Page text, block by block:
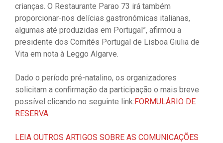
crianças. O Restaurante Parao 73 irá também
proporcionar-nos delícias gastronómicas italianas,
algumas até produzidas em Portugal”, afirmou a
presidente dos Comités Portugal de Lisboa Giulia de
Vita em nota à Leggo Algarve.
Dado o período pré-natalino, os organizadores
solicitam a confirmação da participação o mais breve
possível clicando no seguinte link:FORMULÁRIO DE
RESERVA.
LEIA OUTROS ARTIGOS SOBRE AS COMUNICAÇÕES